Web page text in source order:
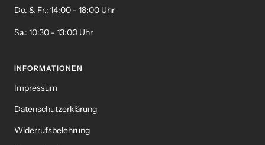
Do. & Fr.: 14:00 - 18:00 Uhr
Sa.: 10:30 - 13:00 Uhr
INFORMATIONEN
Impressum
Datenschutzerklärung
Widerrufsbelehrung